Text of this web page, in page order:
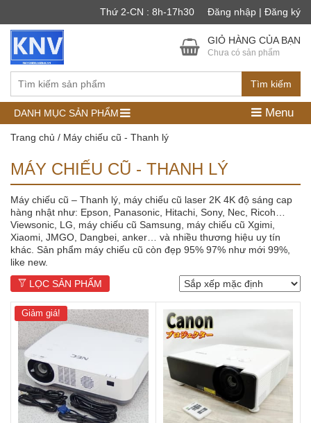
Thứ 2-CN : 8h-17h30 Đăng nhập | Đăng ký
Tìm kiếm
GIỎ HÀNG CỦA BẠN
Chưa có sản phẩm
DANH MỤC SẢN PHẨM Menu
Trang chủ / Máy chiếu cũ - Thanh lý
MÁY CHIẾU CŨ - THANH LÝ
Máy chiếu cũ – Thanh lý, máy chiếu cũ laser 2K 4K độ sáng cap
hàng nhật như: Epson, Panasonic, Hitachi, Sony, Nec, Ricoh…
Viewsonic, LG, máy chiếu cũ Samsung, máy chiếu cũ Xgimi,
Xiaomi, JMGO, Dangbei, anker… và nhiều thương hiệu uy tín
khác. Sản phẩm máy chiếu cũ còn đẹp 95% 97% như mới 99%,
like new.
LỌC SẢN PHẨM
Giảm giá!